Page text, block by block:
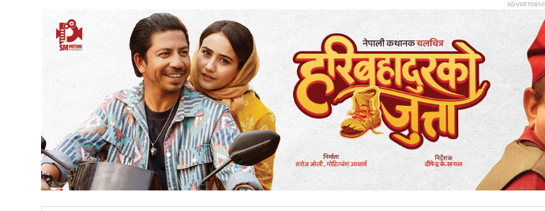
ग्यालरी
गीत/
सङ्गीत
मिडिया
अन्तरवार्ता
मनोरन्जन